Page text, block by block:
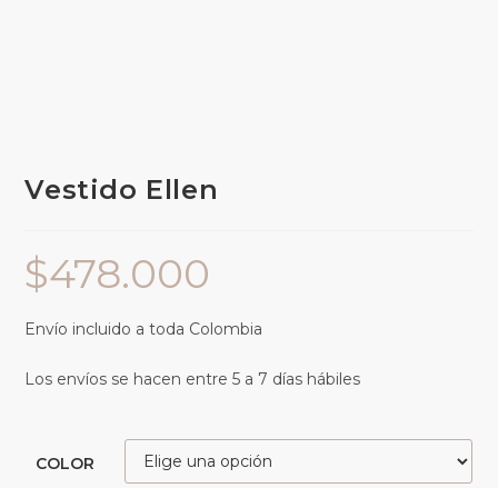
Vestido Ellen
$478.000
Envío incluido a toda Colombia
Los envíos se hacen entre 5 a 7 días hábiles
COLOR